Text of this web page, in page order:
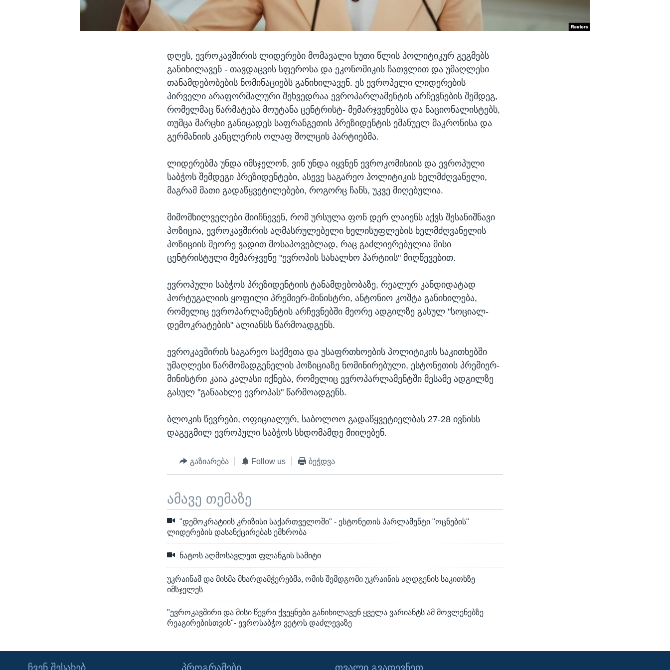
დღეს, ევროკავშირის ლიდერები მომავალი ხუთი წლის პოლიტიკურ გეგმებს
განიხილავენ - თავდაცვის სფეროსა და ეკონომიკის ჩათვლით და უმაღლესი
თანამდებობების ნომინაციებს განიხილავენ. ეს ევროპელი ლიდერების
პირველი არაფორმალური შეხვედრაა ევროპარლამენტის არჩევნების შემდეგ,
რომელმაც წარმატება მოუტანა ცენტრისტ- მემარჯვენებსა და ნაციონალისტებს,
თუმცა მარცხი განიცადეს საფრანგეთის პრეზიდენტის ემანუელ მაკრონისა და
გერმანიის კანცლერის ოლაფ შოლცის პარტიებმა.
ლიდერებმა უნდა იმსჯელონ, ვინ უნდა იყვნენ ევროკომისიის და ევროპული
საბჭოს შემდეგი პრეზიდენტები, ასევე საგარეო პოლიტიკის ხელმძღვანელი,
მაგრამ მათი გადაწყვეტილებები, როგორც ჩანს, უკვე მიღებულია.
მიმომხილველები მიიჩნევენ, რომ ურსულა ფონ დერ ლაიენს აქვს შესანიშნავი
პოზიცია, ევროკავშირის აღმასრულებელი ხელისუფლების ხელმძღვანელის
პოზიციის მეორე ვადით მოსაპოვებლად, რაც გაძლიერებულია მისი
ცენტრისტული მემარჯვენე "ევროპის სახალხო პარტიის" მიღწევებით.
ევროპული საბჭოს პრეზიდენტიის ტანამდებობაზე, რეალურ კანდიდატად
პორტუგალიის ყოფილი პრემიერ-მინისტრი, ანტონიო კოშტა განიხილება,
რომელიც ევროპარლამენტის არჩევნებში მეორე ადგილზე გასულ "სოციალ-
დემოკრატების" ალიანსს წარმოადგენს.
ევროკავშირის საგარეო საქმეთა და უსაფრთხოების პოლიტიკის საკითხებში
უმაღლესი წარმომადგენელის პოზიციაზე ნომინირებული, ესტონეთის პრემიერ-
მინისტრი კაია კალასი იქნება, რომელიც ევროპარლამენტში მესამე ადგილზე
გასულ "განაახლე ევროპას" წარმოადგენს.
ბლოკის წევრები, ოფიციალურ, საბოლოო გადაწყვეტიელბას 27-28 ივნისს
დაგეგმილ ევროპული საბჭოს სხდომამდე მიიღებენ.
გაზიარება Follow us ბეჭდვა
ამავე თემაზე
"დემოკრატიის კრიზისი საქართველოში" - ესტონეთის პარლამენტი "ოცნების"
ლიდერების დასანქცირებას ემხრობა
ნატოს აღმოსავლეთ ფლანგის სამიტი
უკრაინამ და მისმა მხარდამჭერებმა, ომის შემდგომი უკრაინის აღდგენის საკითხზე
იმსჯელეს
"ევროკავშირი და მისი წევრი ქვეყნები განიხილავენ ყველა ვარიანტს ამ მოვლენებზე
რეაგირებისთვის"- ევროსაბჭო ვეტოს დაძლევაზე
ᲗᲕᲐᲚᲘ ᲒᲕᲐᲓᲔᲕᲜᲔᲗ
ᲩᲕᲔᲜ ᲨᲔᲡᲐᲮᲔᲑ ᲞᲠᲝᲒᲠᲐᲛᲔᲑᲘ